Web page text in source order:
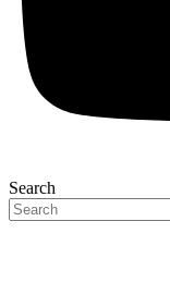
Search